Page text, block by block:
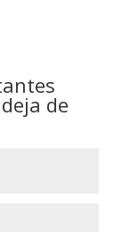
de